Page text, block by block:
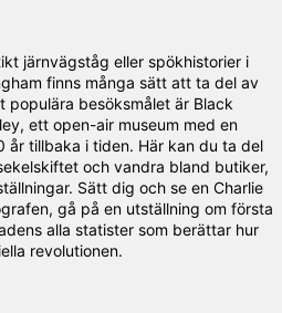
järnvägståg eller spökhistorier i
finns många sätt att ta del av
populära besöksmålet är Black
ett open-air museum med en
år tillbaka i tiden. Här kan du ta del
och vandra bland butiker,
Sätt dig och se en Charlie
gå på en utställning om första
alla statister som berättar hur
revolutionen.